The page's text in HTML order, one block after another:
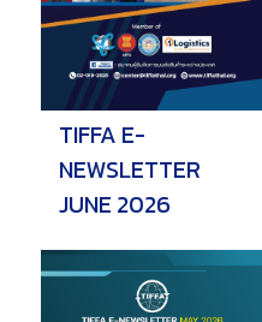
TIFFA E-
NEWSLETTER
JUNE 2026